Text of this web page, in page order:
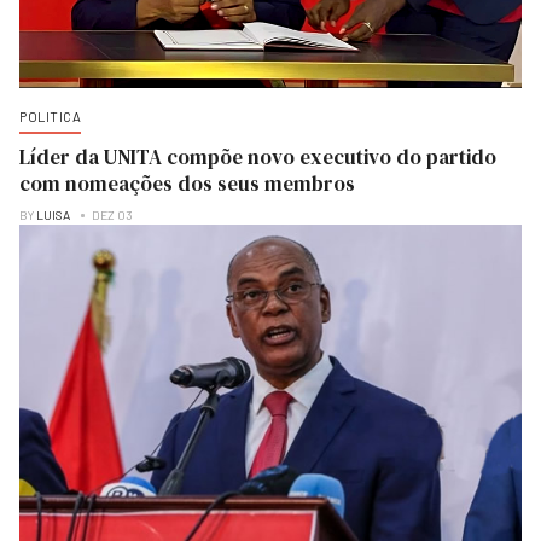
POLITICA
Líder da UNITA compõe novo executivo do partido
com nomeações dos seus membros
BY LUISA DEZ 03